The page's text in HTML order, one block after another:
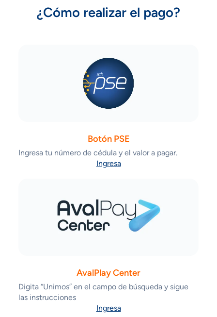
¿Cómo realizar el pago?
Botón PSE
Ingresa tu número de cédula y el valor a pagar.
Ingresa
AvalPlay Center
Digita “Unimos” en el campo de búsqueda y sigue
las instrucciones
Ingresa